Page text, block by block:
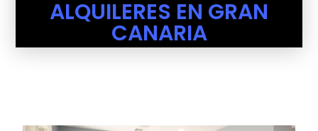
ALQUILERES EN GRAN
CANARIA